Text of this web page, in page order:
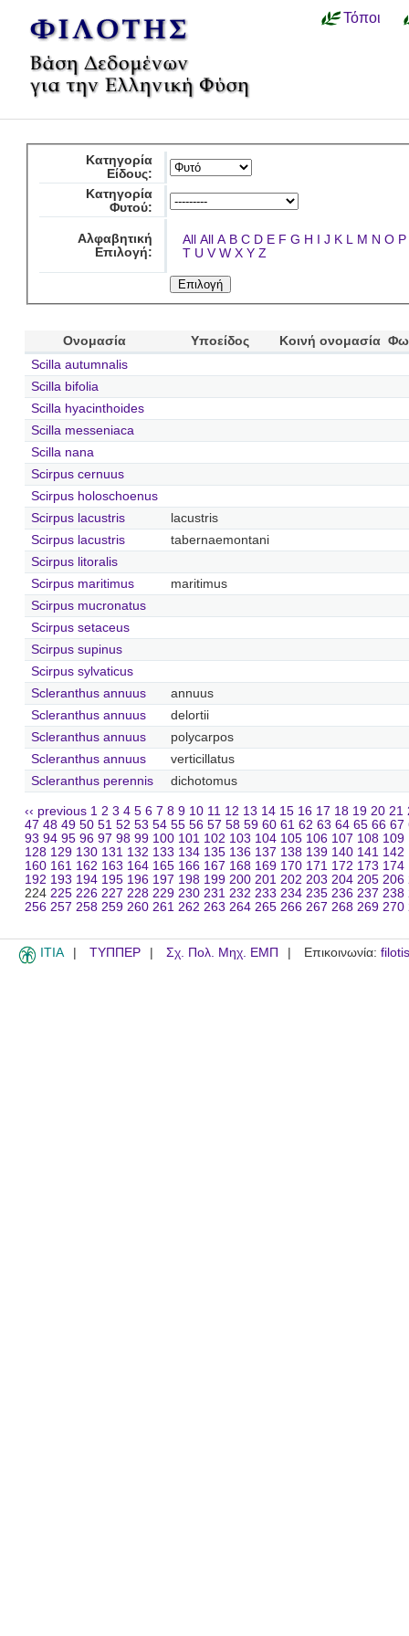
Τόποι
Κατηγορία
Είδους:
Κατηγορία
Φυτού:
Αλφαβητική
Επιλογή:
All All A B C D E F G H I J K L M N O P
T U V W X Y Z
Ονομασία Υποείδος Κοινή ονομασία
Scilla autumnalis
Scilla bifolia
Scilla hyacinthoides
Scilla messeniaca
Scilla nana
Scirpus cernuus
Scirpus holoschoenus
Scirpus lacustris
lacustris
Scirpus lacustris
tabernaemontani
Scirpus litoralis
Scirpus maritimus
maritimus
Scirpus mucronatus
Scirpus setaceus
Scirpus supinus
Scirpus sylvaticus
Scleranthus annuus
annuus
Scleranthus annuus
delortii
Scleranthus annuus
polycarpos
Scleranthus annuus
verticillatus
Scleranthus perennis
dichotomus
‹‹ previous 1 2 3 4 5 6 7 8 9 10 11 12 13 14 15 16 17 18 19 20 21
47 48 49 50 51 52 53 54 55 56 57 58 59 60 61 62 63 64 65 66 67
93 94 95 96 97 98 99 100 101 102 103 104 105 106 107 108 109
128 129 130 131 132 133 134 135 136 137 138 139 140 141 142
160 161 162 163 164 165 166 167 168 169 170 171 172 173 174
192 193 194 195 196 197 198 199 200 201 202 203 204 205 206
224 225 226 227 228 229 230 231 232 233 234 235 236 237 238
256 257 258 259 260 261 262 263 264 265 266 267 268 269 270
ITIA ΤΥΠΠΕΡ Σχ. Πολ. Μηχ. ΕΜΠ Επικοινωνία: